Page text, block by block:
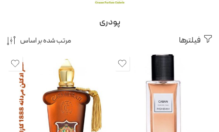
پودری
فیلترها مرتب شده بر اساس